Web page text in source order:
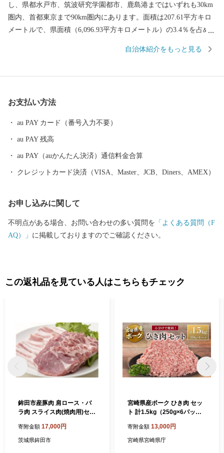
し、県都水戸市、筑波研究学園都市、鹿島港まではいずれも30km
圏内、首都東京まで90km圏内にあります。面積は207.61平方キロ
メートルで、県面積（6,096.93平方キロメートル）の3.4％を占め
は北浦に接し、内陸部のほとんどは平坦地で、その平坦な地形と
た農産物の栽培でも全国有数の生産地として知られています。 市
鉾田市の魅力を日本中にPRするために、全国からの公募により誕
生しました。その可愛らしいルックスと明るい性格で、またたく
間にみんなの人気者に。今日もどこかで鉾田市のためにがんばっ
明書等のお問い合わせはこちらへ 鉾田市ふるさと納税担当 ＴＥ
………………………………………………………■□■
自治体紹介をもっと見る
お支払い方法
au PAY カード（番号入力不要）
au PAY 残高
au PAY（auかんたん決済）通信料金合算
クレジットカード決済（VISA、Master、JCB、Diners、AMEX）
お申し込みに関して
不明点がある場合、お問い合わせの多い質問を 「よくある質問（F
AQ）」 に掲載しておりますのでご確認ください。
この返礼品を見ている人はこちらもチェック
鉾田市産豚肉 肩ロース・バ
ラ肉 スライス肉(焼肉用)セッ
寄附金額 17,000円
茨城県鉾田市
宮崎県産ポーク ひき肉 セッ
ト 計1.5kg（250g×6パッ
小分け
寄附金額 13,000円
宮崎県宮崎県庁